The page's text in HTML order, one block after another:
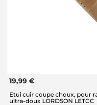
19,99 €
Etui cuir coupe choux, pour
ultra-doux LORDSON LETCC